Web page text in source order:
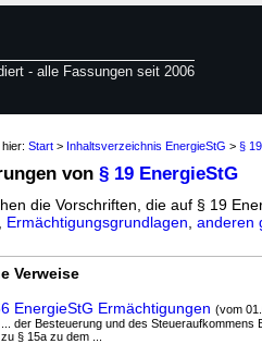
- alle Fassungen seit 2006
Start > Inhaltsverzeichnis EnergieStG > § 19
von § 19 EnergieStG
die Vorschriften, die auf § 19
Ermächtigungsgrundlagen anderen
Verweise
EnergieStG Ermächtigungen (vom
... der Besteuerung und des Steueraufkommens
zu § 15a zu dem ...